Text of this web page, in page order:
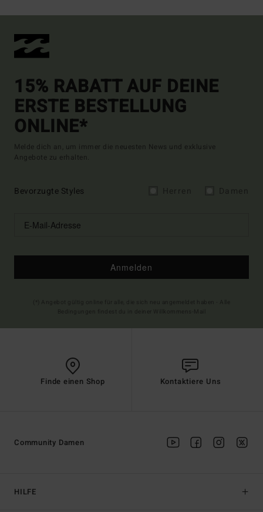
15% RABATT AUF DEINE
ERSTE BESTELLUNG
ONLINE*
Melde dich an, um immer die neuesten News und exklusive
Angebote zu erhalten.
Bevorzugte Styles
Anmelden
Finde einen Shop Kontaktiere Uns
HILFE
Community Damen